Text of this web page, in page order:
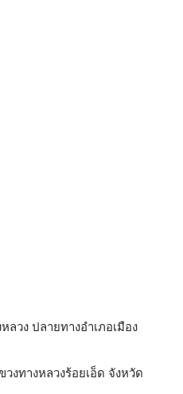
ลวง ปลายทางอำเภอเมือง
งทางหลวงร้อยเอ็ด จังหวัด